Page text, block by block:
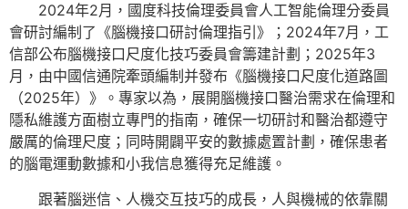
2024年2月，國度科技倫理委員會人工智能倫理分委員
會研討編制了《腦機接口研討倫理指引》；2024年7月，工
信部公布腦機接口尺度化技巧委員會籌建計劃；2025年3
月，由中國信通院牽頭編制并發布《腦機接口尺度化道路圖
（2025年）》。專家以為，展開腦機接口醫治需求在倫理和
隱私維護方面樹立專門的指南，確保一切研討和醫治都遵守
嚴厲的倫理尺度；同時開闢平安的數據處置計劃，確保患者
的腦電運動數據和小我信息獲得充足維護。
跟著腦迷信、人機交互技巧的成長，人與機械的依靠關